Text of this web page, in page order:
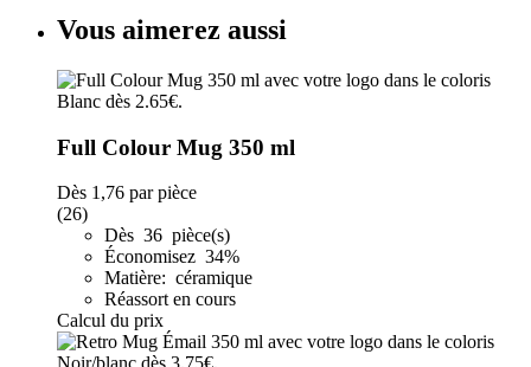
Vous aimerez aussi
Full Colour Mug 350 ml
Dès 1,76 par pièce
(26)
Dès 36 pièce(s)
Économisez 34%
Matière: céramique
Réassort en cours
Calcul du prix